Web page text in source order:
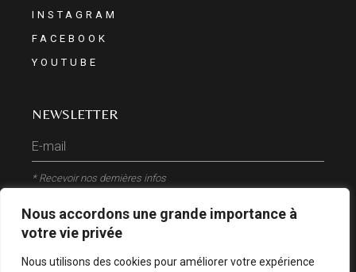
Nous accordons une grande importance à
votre vie privée
Nous utilisons des cookies pour améliorer votre expérience
INSTAGRAM
FACEBOOK
YOUTUBE
NEWSLETTER
* Recevoir nos dernières infos
ENVOYER